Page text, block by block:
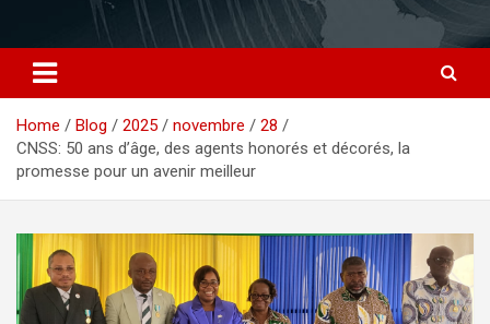
Home Blog 2025 novembre
28
CNSS: 50 ans d’âge, des agents honorés et décorés, la
promesse pour un avenir meilleur